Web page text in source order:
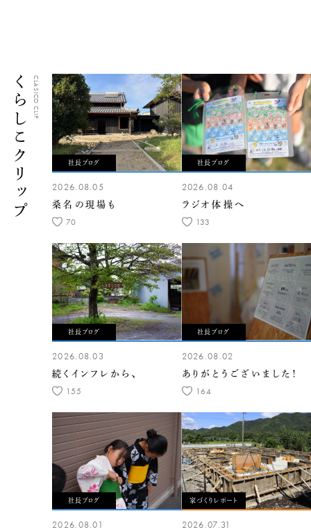
くらしこクリップCLASICO CLIP
社長ブログ
2026.08.05
桑名の現場も
70
社長ブログ
2026.08.04
ラジオ体操へ
133
社長ブログ
2026.08.03
続くインフレから、
155
社長ブログ
2026.08.02
ありがとうございました！
164
社長ブログ
2026.08.01
家づくりレポート
2026.07.31